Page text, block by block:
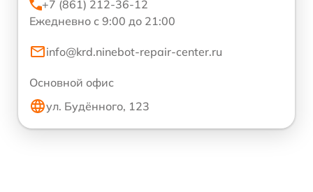
+7 (861) 212-36-12
Ежедневно с 9:00 до 21:00
info@krd.ninebot-repair-center.ru
Основной офис
ул. Будённого, 123